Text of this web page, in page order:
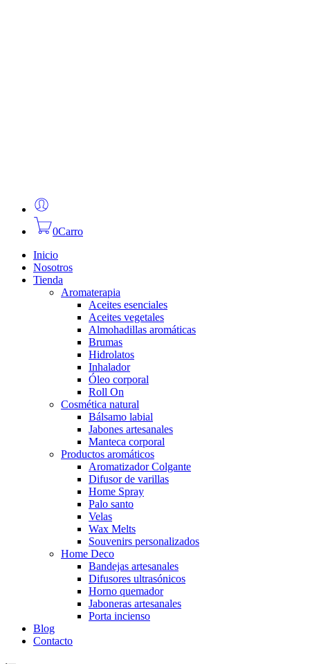
0Carro
Inicio
Nosotros
Tienda
Aromaterapia
Aceites esenciales
Aceites vegetales
Almohadillas aromáticas
Brumas
Hidrolatos
Inhalador
Óleo corporal
Roll On
Cosmética natural
Bálsamo labial
Jabones artesanales
Manteca corporal
Productos aromáticos
Aromatizador Colgante
Difusor de varillas
Home Spray
Palo santo
Velas
Wax Melts
Souvenirs personalizados
Home Deco
Bandejas artesanales
Difusores ultrasónicos
Horno quemador
Jaboneras artesanales
Porta incienso
Blog
Contacto